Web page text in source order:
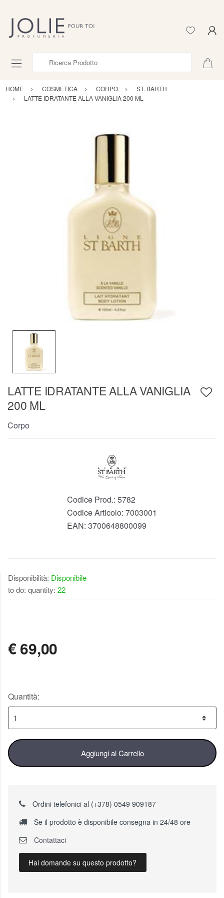
HOME COSMETICA CORPO
ST. BARTH
LATTE IDRATANTE ALLA VANIGLIA 200 ML
LATTE IDRATANTE ALLA VANIGLIA
200 ML
Corpo
Codice Prod.: 5782
Codice Articolo: 7003001
EAN: 3700648800099
Disponibilità: Disponibile
to do: quantity: 22
€69,00
Quantità:
Aggiungi al Carrello
Ordini telefonici al (+378) 0549 909187
Se il prodotto è disponibile consegna in 24/48 ore
Contattaci
Hai domande su questo prodotto?